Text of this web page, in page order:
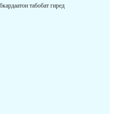
табобат гиред